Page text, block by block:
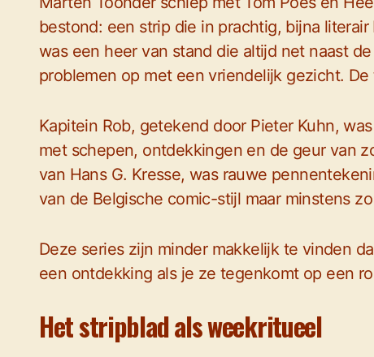
bestond: een strip die in prachtig, bijna
was een heer van stand die altijd net naast
problemen op met een vriendelijk gezicht.
Kapitein Rob, getekend door Pieter Kuhn,
met schepen, ontdekkingen en de geur van
van Hans G. Kresse, was rauwe
van de Belgische comic-stijl maar minstens
Deze series zijn minder makkelijk te vinden
een ontdekking als je ze tegenkomt op een
Het stripblad als weekritueel